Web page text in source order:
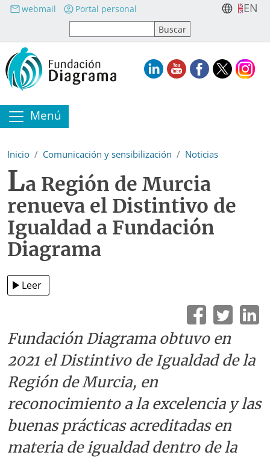
Pasar al contenido principal
webmail Portal personal EN
Menú
Inicio Comunicación y sensibilización Noticias
La Región de Murcia
renueva el Distintivo de
Igualdad a Fundación
Diagrama
Leer
Fundación Diagrama obtuvo en
2021 el Distintivo de Igualdad de la
Región de Murcia, en
reconocimiento a la excelencia y las
buenas prácticas acreditadas en
materia de igualdad dentro de la